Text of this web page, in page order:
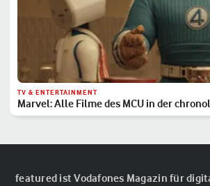
TV & ENTERTAINMENT
Marvel: Alle Filme des MCU in der
Reihenfolge
featured ist Vodafones Magazin für